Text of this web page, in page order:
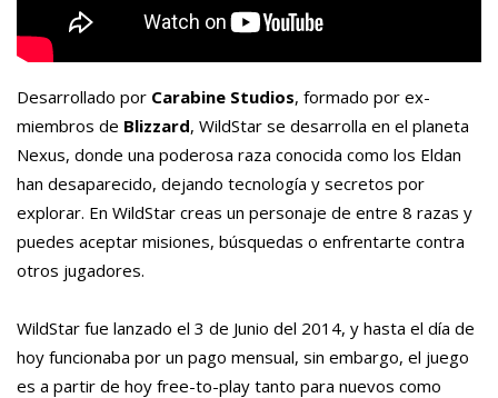
Desarrollado por Carabine Studios, formado por ex-
miembros de Blizzard, WildStar se desarrolla en el planeta
Nexus, donde una poderosa raza conocida como los Eldan
han desaparecido, dejando tecnología y secretos por
explorar. En WildStar creas un personaje de entre 8 razas y
puedes aceptar misiones, búsquedas o enfrentarte contra
otros jugadores.
WildStar fue lanzado el 3 de Junio del 2014, y hasta el día de
hoy funcionaba por un pago mensual, sin embargo, el juego
es a partir de hoy free-to-play tanto para nuevos como